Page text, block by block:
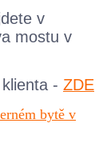
v
mostu v
- ZDE